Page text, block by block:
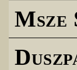
Msze